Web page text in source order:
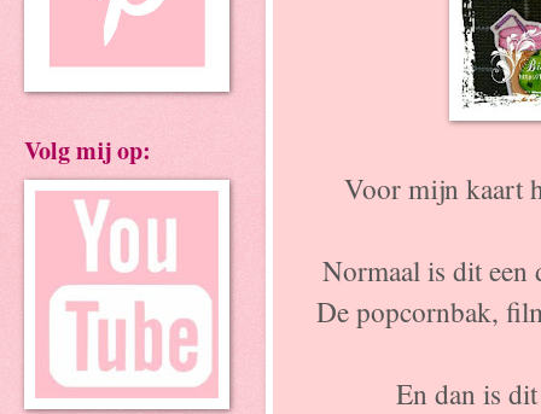
Voor mijn kaart
Normaal is dit een
De popcornbak,
En dan is
Volg mij op: